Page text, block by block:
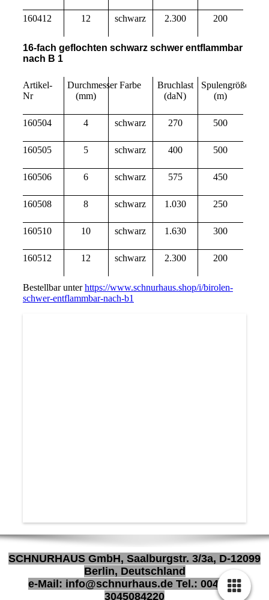
160412 12 schwarz 2.300 200
16-fach geflochten schwarz schwer entflammbar
nach B 1
Artikel-
Nr
Durchmesser
(mm)
Farbe
Bruchlast
(daN)
Spulengröße
(m)
160504 4 schwarz 270 500
160505 5 schwarz 400 500
160506 6 schwarz 575 450
160508 8 schwarz 1.030 250
160510 10 schwarz 1.630 300
160512 12 schwarz 2.300 200
Bestellbar unterhttps://www.schnurhaus.shop/i/birolen-
schwer-entflammbar-nach-b1
SCHNURHAUS GmbH, Saalburgstr. 3/3a, D-12099
Berlin, Deutschland
e-Mail: info@schnurhaus.de Tel.: 0049 (0)
3045084220